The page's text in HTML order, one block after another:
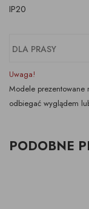
IP20
DLA PRASY
Uwaga!
Modele prezentowane
odbiegać wyglądem
PODOBNE